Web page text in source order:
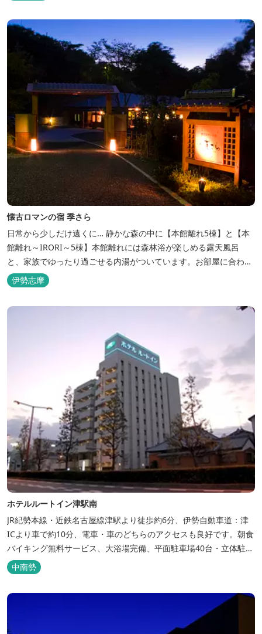
懐古ロマンの宿 季さら
日常から少しだけ遠くに… 静かな森の中に【本館離れ5棟】と【本
館離れ～IRORI～5棟】本館離れには森林浴が楽しめる露天風呂
と、家族でゆったり過ごせる内湯がついています。お部屋に合わせ
た様々なプランがございます。
伊勢志摩
ホテルルートイン津駅南
JR紀勢本線・近鉄名古屋線津駅より徒歩約6分、伊勢自動車道：津
ICより車で約10分、電車・車のどちらのアクセスも良好です。朝食
バイキング無料サービス、大浴場完備、平面駐車場40台・立体駐車
場34台、全室Wi-Fi完備。ビジネスにも観光にもご利用頂ける快適
なホテルライフをご提供します。
中南勢